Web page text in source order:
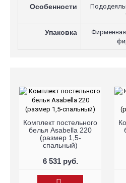
Особенности
Упаковка
Комплект постельного
белья Asabella 220
(размер 1,5-
спальный)
6 531 руб.